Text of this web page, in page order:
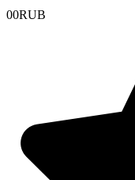
00RUB